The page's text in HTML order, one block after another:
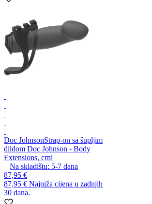
Doc JohnsonStrap-on sa šupljim
dildom Doc Johnson - Body
Extensions, crni
Na skladištu: 5-7 dana
87,95 €
87,95 € Najniža cijena u zadnjih
30 dana.